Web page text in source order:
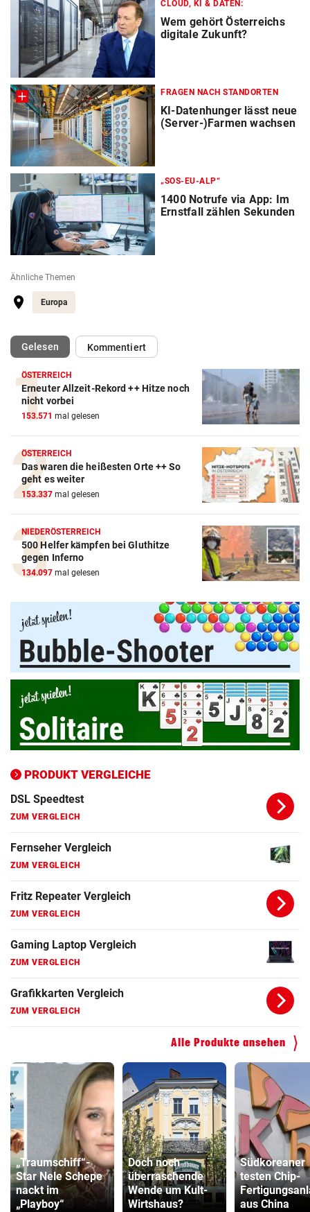
CLOUD, KI & DATEN:
Wem gehört Österreichs
digitale Zukunft?
FRAGEN NACH STANDORTEN
KI-Datenhunger lässt neue
(Server-)Farmen wachsen
„SOS-EU-ALP“
1400 Notrufe via App: Im
Ernstfall zählen Sekunden
Ähnliche Themen
Europa
Gelesen(ausgewählt)Kommentiert
ÖSTERREICH
Erneuter Allzeit-Rekord ++ Hitze noch
nicht vorbei
153.571 mal gelesen
ÖSTERREICH
Das waren die heißesten Orte ++ So
geht es weiter
153.337 mal gelesen
NIEDERÖSTERREICH
500 Helfer kämpfen bei Gluthitze
gegen Inferno
134.097 mal gelesen
PRODUKT VERGLEICHE
Amazon-Kindle Vergleich
ZUM VERGLEICH
Apple-iPad Vergleich
ZUM VERGLEICH
Apple-iPhone Vergleich
ZUM VERGLEICH
Apple Macbook Vergleich
ZUM VERGLEICH
Bluetooth Lautsprecher Vergleich
ZUM VERGLEICH
DSL Speedtest
ZUM VERGLEICH
Fernseher Vergleich
ZUM VERGLEICH
Fritz Repeater Vergleich
ZUM VERGLEICH
Gaming Laptop Vergleich
ZUM VERGLEICH
Grafikkarten Vergleich
ZUM VERGLEICH
Alle Produkte ansehen
„Traumschiff“-
Star Nele Schepe
nackt im
„Playboy“
Doch noch
überraschende
Wende um Kult-
Wirtshaus?
Südkoreaner
testen Chip-
aus China